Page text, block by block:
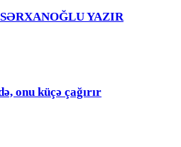
YAZIR
onu küçə çağırır